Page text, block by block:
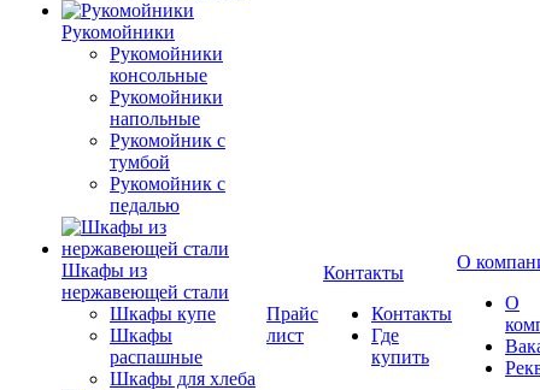
Рукомойники
Рукомойники
консольные
Рукомойники
напольные
Рукомойник с
тумбой
Рукомойник с
педалью
Шкафы из
нержавеющей стали
Шкафы купе
Шкафы
распашные
Шкафы для хлеба
Прайс
лист
Контакты
Контакты
Где
купить
О
О